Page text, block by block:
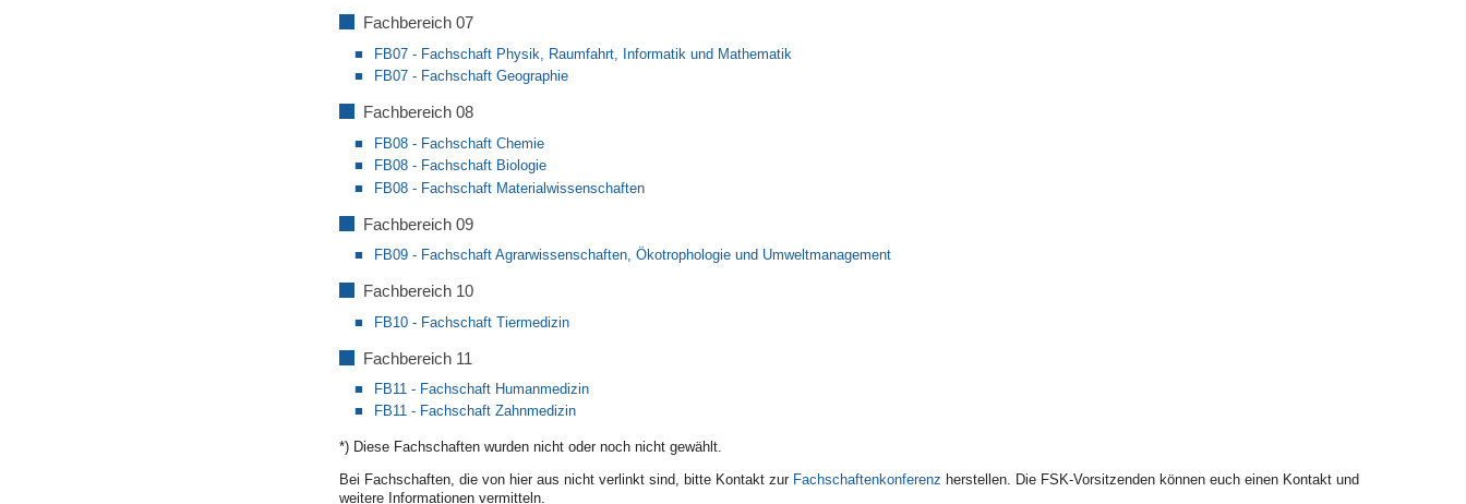
Fachbereich 07
FB07 - Fachschaft Physik, Raumfahrt, Informatik und Mathematik
FB07 - Fachschaft Geographie
Fachbereich 08
FB08 - Fachschaft Chemie
FB08 - Fachschaft Biologie
FB08 - Fachschaft Materialwissenschaften
Fachbereich 09
FB09 - Fachschaft Agrarwissenschaften, Ökotrophologie und Umweltmanagement
Fachbereich 10
FB10 - Fachschaft Tiermedizin
Fachbereich 11
FB11 - Fachschaft Humanmedizin
FB11 - Fachschaft Zahnmedizin
*) Diese Fachschaften wurden nicht oder noch nicht gewählt.
Bei Fachschaften, die von hier aus nicht verlinkt sind, bitte Kontakt zur Fachschaftenkonferenz herstellen. Die FSK-Vorsitzenden können euch einen Kontakt und
weitere Informationen vermitteln.